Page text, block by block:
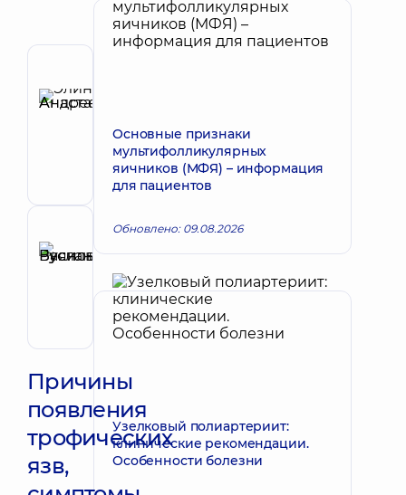
Андреевна
Гастроэнтеролог;
Врач
ультразвуковой
Рецензент
Буяновский
Руслан
Васильевич
Гастроэнтеролог
Запись к врачу
Причины
появления
трофических
язв,
Основные признаки
мультифолликулярных
яичников (МФЯ) – информация
для пациентов
Обновлено: 09.08.2026
Узелковый полиартериит:
клинические рекомендации.
Особенности болезни